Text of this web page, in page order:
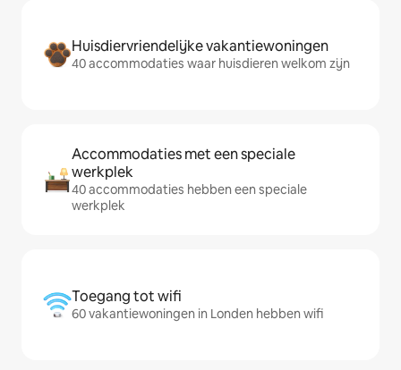
Huisdiervriendelijke vakantiewoningen
40 accommodaties waar huisdieren welkom zijn
Accommodaties met een speciale
werkplek
40 accommodaties hebben een speciale
werkplek
Toegang tot wifi
60 vakantiewoningen in Londen hebben wifi